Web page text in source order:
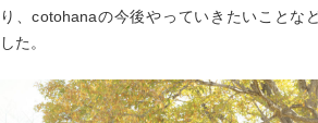
り、cotohanaの今後やっていきたいことな
した。